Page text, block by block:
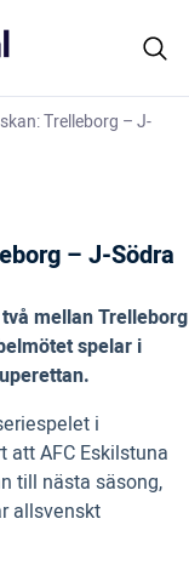
Trelleborg – J-
– J-Södra
mellan Trelleborg
spelar i
i
att AFC Eskilstuna
till nästa säsong,
allsvenskt